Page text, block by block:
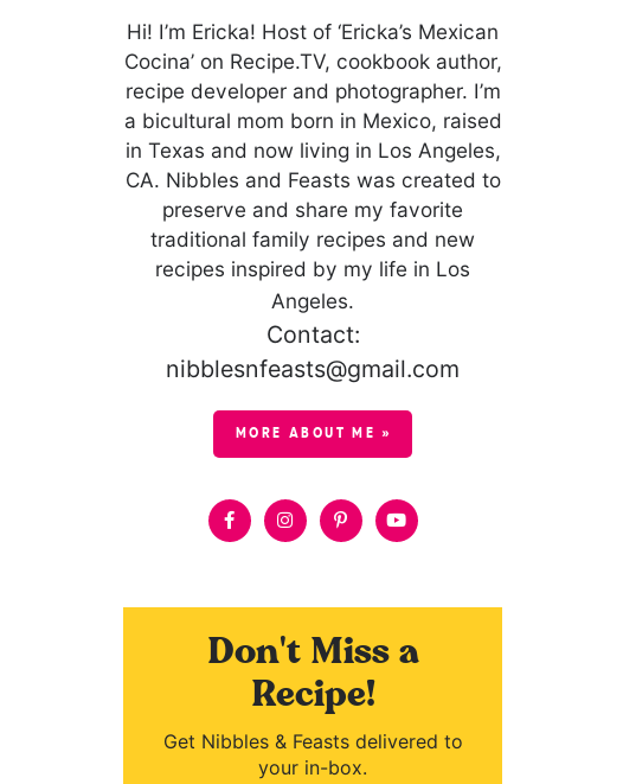
Hi! I’m Ericka! Host of ‘Ericka’s Mexican
Cocina’ on Recipe.TV, cookbook author,
recipe developer and photographer. I’m
a bicultural mom born in Mexico, raised
in Texas and now living in Los Angeles,
CA. Nibbles and Feasts was created to
preserve and share my favorite
traditional family recipes and new
recipes inspired by my life in Los
Angeles.
Contact:
nibblesnfeasts@gmail.com
MORE ABOUT ME »
Don't Miss a
Recipe!
Get Nibbles & Feasts delivered to
your in-box.